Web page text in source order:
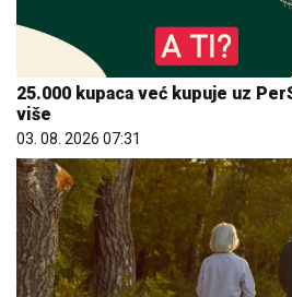
25.000 kupaca već kupuje uz
više
03. 08. 2026 07:31